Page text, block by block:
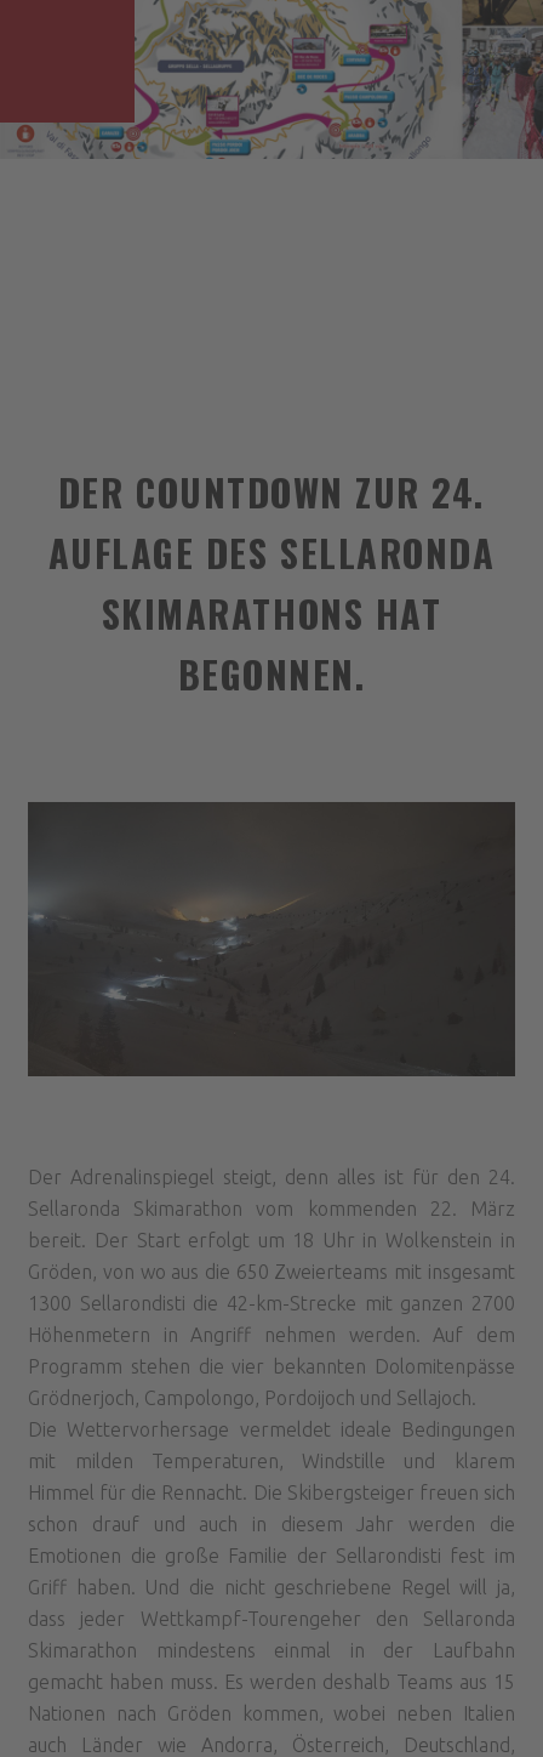
DER COUNTDOWN ZUR 24.
AUFLAGE DES SELLARONDA
SKIMARATHONS HAT
BEGONNEN.
Der Adrenalinspiegel steigt, denn alles ist für den 24.
Sellaronda Skimarathon vom kommenden 22. März
bereit. Der Start erfolgt um 18 Uhr in Wolkenstein in
Gröden, von wo aus die 650 Zweierteams mit insgesamt
1300 Sellarondisti die 42-km-Strecke mit ganzen 2700
Höhenmetern in Angriff nehmen werden. Auf dem
Programm stehen die vier bekannten Dolomitenpässe
Grödnerjoch, Campolongo, Pordoijoch und Sellajoch.
Die Wettervorhersage vermeldet ideale Bedingungen
mit milden Temperaturen, Windstille und klarem
Himmel für die Rennacht. Die Skibergsteiger freuen sich
schon drauf und auch in diesem Jahr werden die
Emotionen die große Familie der Sellarondisti fest im
Griff haben. Und die nicht geschriebene Regel will ja,
dass jeder Wettkampf-Tourengeher den Sellaronda
Skimarathon mindestens einmal in der Laufbahn
gemacht haben muss. Es werden deshalb Teams aus 15
Nationen nach Gröden kommen, wobei neben Italien
auch Länder wie Andorra, Österreich, Deutschland,